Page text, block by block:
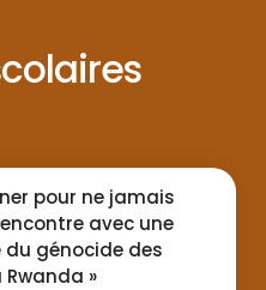
pour ne jamais
avec une
du génocide des
»